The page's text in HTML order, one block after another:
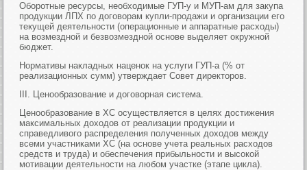
Оборотные ресурсы, необходимые ГУП-у и МУП-ам для закупа
продукции ЛПХ по договорам купли-продажи и организации его
текущей деятельности (операционные и аппаратные расходы)
на возмездной и безвозмездной основе выделяет окружной
бюджет.
Нормативы накладных наценок на услуги ГУП-а (% от
реализационных сумм) утверждает Совет директоров.
III. Ценообразование и договорная система.
Ценообразование в ХС осуществляется в целях достижения
максимальных доходов от реализации продукции и
справедливого распределения полученных доходов между
всеми участниками ХС (на основе учета реальных расходов
средств и труда) и обеспечения прибыльности и высокой
мотивации деятельности на любом участке (этапе цикла).